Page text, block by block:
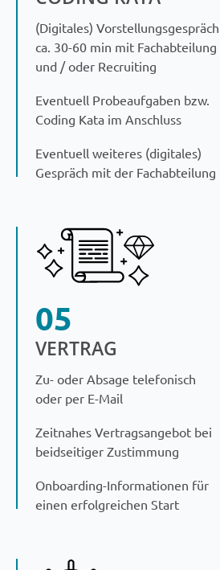
(Digitales) Vorstellungsgespräch
ca. 30-60 min mit Fachabteilung
und / oder Recruiting
Eventuell Probeaufgaben bzw.
Coding Kata im Anschluss
Eventuell weiteres (digitales)
Gespräch mit der Fachabteilung
05
VERTRAG
Zu- oder Absage telefonisch
oder per E-Mail
Zeitnahes Vertragsangebot bei
beidseitiger Zustimmung
Onboarding-Informationen für
einen erfolgreichen Start